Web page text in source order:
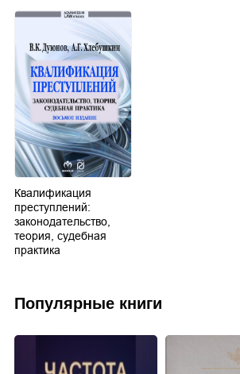
Квалификация
преступлений:
законодательство,
теория, судебная
практика
Популярные книги